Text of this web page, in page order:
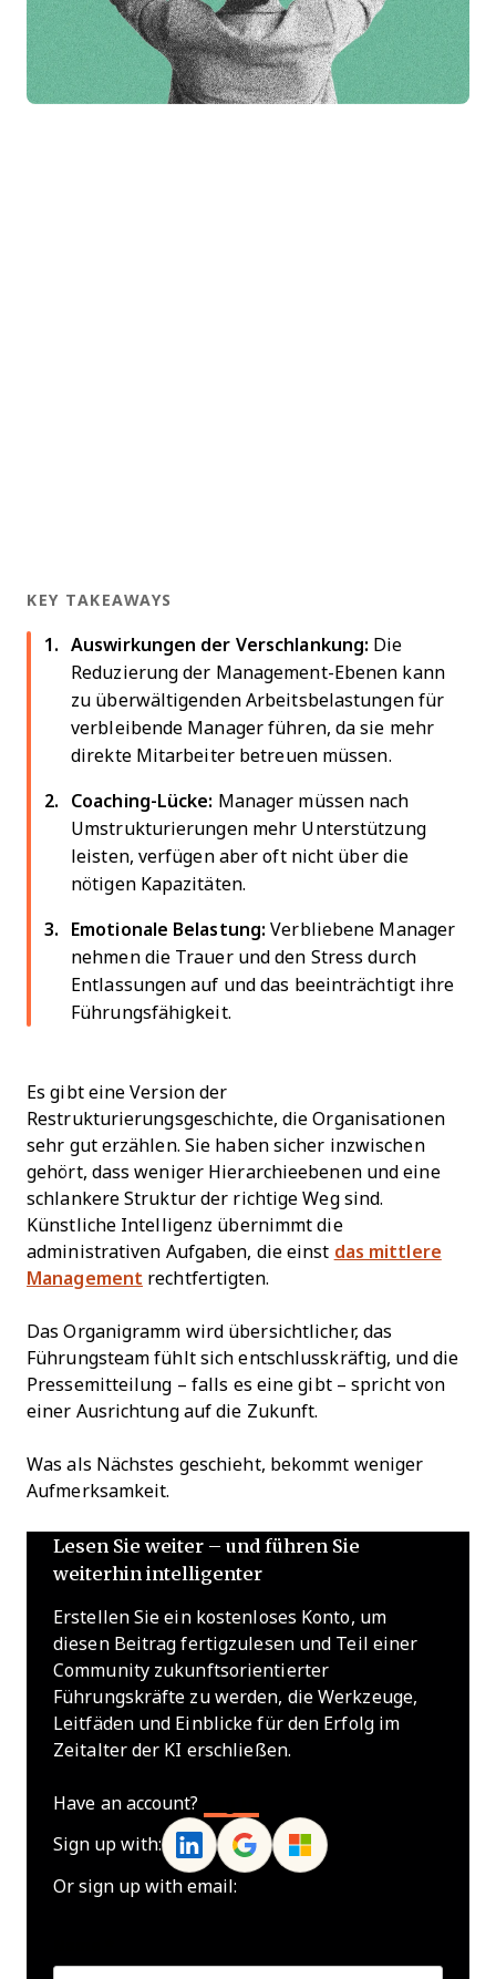
KEY TAKEAWAYS
Auswirkungen der Verschlankung: Die
Reduzierung der Management-Ebenen kann
zu überwältigenden Arbeitsbelastungen für
verbleibende Manager führen, da sie mehr
direkte Mitarbeiter betreuen müssen.
Coaching-Lücke: Manager müssen nach
Umstrukturierungen mehr Unterstützung
leisten, verfügen aber oft nicht über die
nötigen Kapazitäten.
Emotionale Belastung:Verbliebene Manager
nehmen die Trauer und den Stress durch
Entlassungen auf und das beeinträchtigt ihre
Führungsfähigkeit.
Es gibt eine Version der
Restrukturierungsgeschichte, die Organisationen
sehr gut erzählen. Sie haben sicher inzwischen
gehört, dass weniger Hierarchieebenen und eine
schlankere Struktur der richtige Weg sind.
Künstliche Intelligenz übernimmt die
administrativen Aufgaben, die einst das mittlere
Management rechtfertigten.
Das Organigramm wird übersichtlicher, das
Führungsteam fühlt sich entschlusskräftig, und die
Pressemitteilung – falls es eine gibt – spricht von
einer Ausrichtung auf die Zukunft.
Was als Nächstes geschieht, bekommt weniger
Aufmerksamkeit.
Lesen Sie weiter – und führen Sie
weiterhin intelligenter
Erstellen Sie ein kostenloses Konto, um
diesen Beitrag fertigzulesen und Teil einer
Community zukunftsorientierter
Führungskräfte zu werden, die Werkzeuge,
Leitfäden und Einblicke für den Erfolg im
Zeitalter der KI erschließen.
Have an account?
Sign up with:
Or sign up with email: